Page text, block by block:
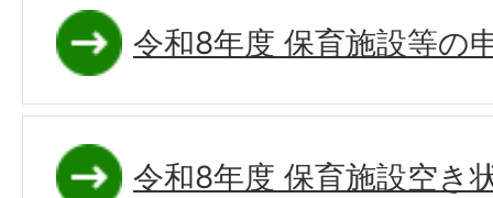
令和8年度 保育施設等の
令和8年度 保育施設空き